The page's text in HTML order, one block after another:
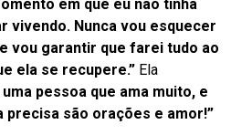
em que eu não tinha
vivendo. Nunca vou esquecer
vou garantir que farei tudo ao
ela se recupere.” Ela
uma pessoa que ama muito, e
precisa são orações e amor!”